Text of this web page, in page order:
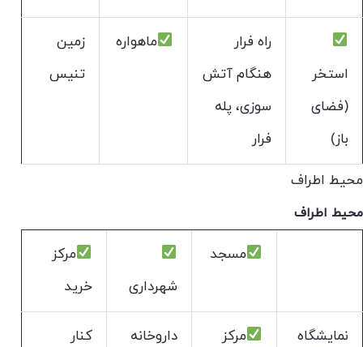
استخر
(فضای
باز)
راه فرار
هنگام آتش
سوزی، پله
فرار
ماهواره
زمین
تنیس
محیط اطراف
محیط اطراف
مسجد
شهرداری
مرکز
خرید
نمایشگاه
مرکز
داروخانه
کنار